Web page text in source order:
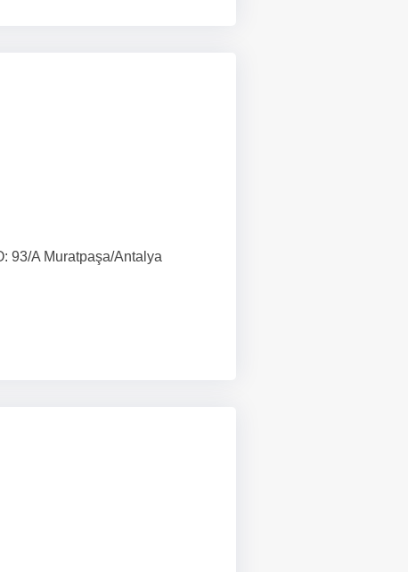
93/A Muratpaşa/Antalya